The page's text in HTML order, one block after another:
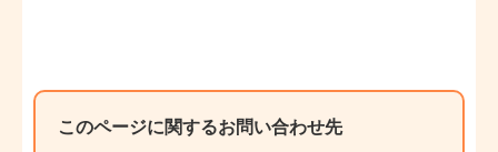
このページに関するお問い合わせ先